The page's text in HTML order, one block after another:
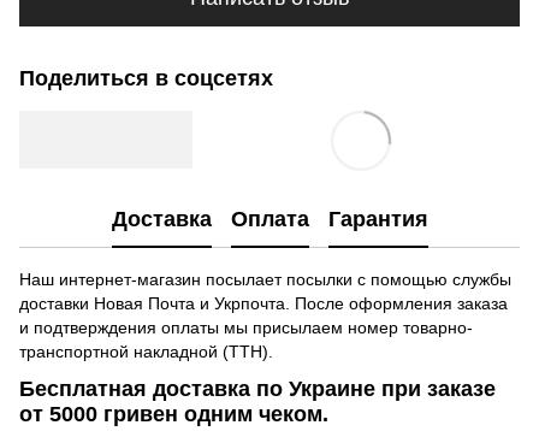
Поделиться в соцсетях
Доставка Оплата Гарантия
Наш интернет-магазин посылает посылки с помощью службы
доставки Новая Почта и Укрпочта. После оформления заказа
и подтверждения оплаты мы присылаем номер товарно-
транспортной накладной (ТТН).
Бесплатная доставка по Украине при заказе
от 5000 гривен одним чеком.